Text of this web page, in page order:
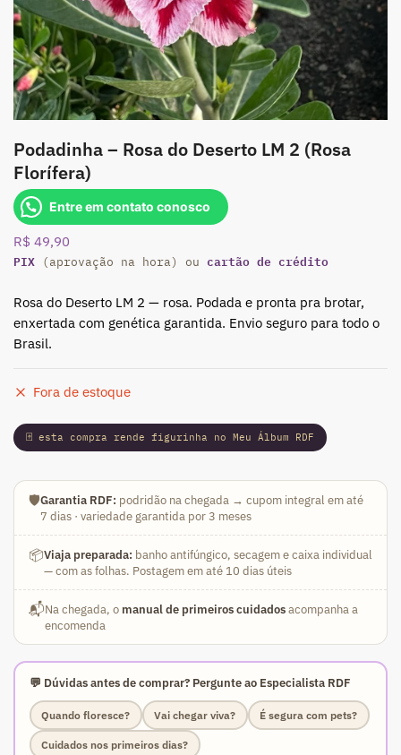
Podadinha – Rosa do Deserto LM 2 (Rosa
Florífera)
Entre em contato conosco
R$ 49,90
PIX (aprovação na hora) ou cartão de crédito
Rosa do Deserto LM 2 — rosa. Podada e pronta pra brotar,
enxertada com genética garantida. Envio seguro para todo o
Brasil.
Fora de estoque
🃏 esta compra rende figurinha no Meu Álbum RDF
🛡️Garantia RDF: podridão na chegada → cupom integral em até
7 dias · variedade garantida por 3 meses
📦Viaja preparada: banho antifúngico, secagem e caixa individual
— com as folhas. Postagem em até 10 dias úteis
📬Na chegada, o manual de primeiros cuidadosacompanha a
encomenda
💬 Dúvidas antes de comprar? Pergunte ao Especialista RDF
Quando floresce? Vai chegar viva? É segura com pets?
Cuidados nos primeiros dias?